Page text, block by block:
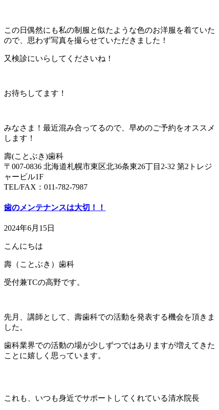
この日偶然にも私の制服と似たような色のお洋服を着ていた
ので、思わず写真を撮らせていただきました！
又検診にいらしてくださいね！
お待ちしてます！
みなさま！最近混み合ってるので、早めのご予約をオススメ
します！
壽(ことぶき)歯科
〒007-0836 北海道札幌市東区北36条東26丁目2-32 第2トレジ
ャービル1F
TEL/FAX：011-782-7987
歯のメンテナンスは大切！！
2024年6月15日
こんにちは
壽（ことぶき）歯科
受付兼TCの高野です。
先月、講師として、壽歯科での活動を発表する機会を頂きま
した。
歯科業界での活動の場が少しずつではありますが増えてきた
ことに嬉しく思っています。
これも、いつも身近でサポートしてくれている清水院長